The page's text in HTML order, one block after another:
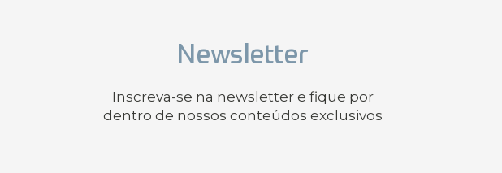
Newsletter
Inscreva-se na newsletter e fique por
dentro de nossos conteúdos exclusivos